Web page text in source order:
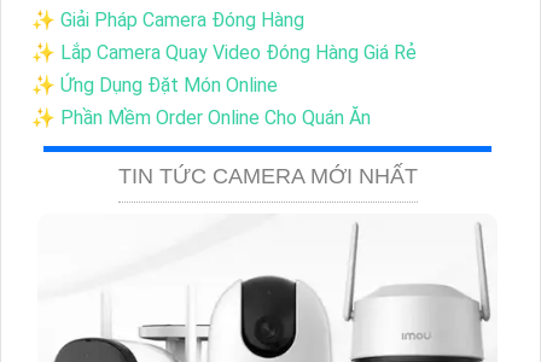
✨ Giải Pháp Camera Đóng Hàng
✨ Lắp Camera Quay Video Đóng Hàng Giá Rẻ
✨ Ứng Dụng Đặt Món Online
✨ Phần Mềm Order Online Cho Quán Ăn
TIN TỨC CAMERA MỚI NHẤT